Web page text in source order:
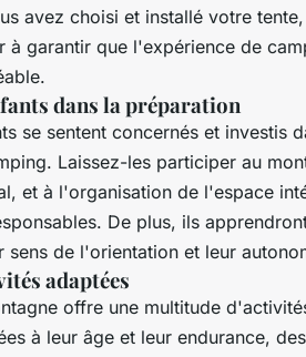
avez choisi et installé votre
à garantir que l'expérience de
dans la préparation
se sentent concernés et investis
Laissez-les participer au
et à l'organisation de l'espace
De plus, ils
sens de l'orientation et leur
adaptées
offre une multitude
à leur âge et leur endurance,